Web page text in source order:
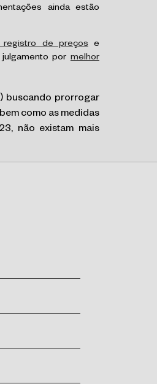
ainda estão
de preçose
por melhor
buscando prorrogar
como as medidas
não existam mais